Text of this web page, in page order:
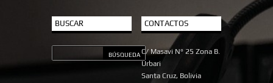
BUSCAR CONTACTOS
C/ Masavi N° 25 Zona B.
Urbari
Santa Cruz, Bolivia